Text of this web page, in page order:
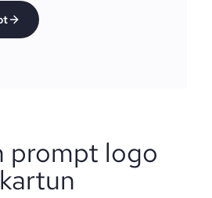
prompt logo
kartun